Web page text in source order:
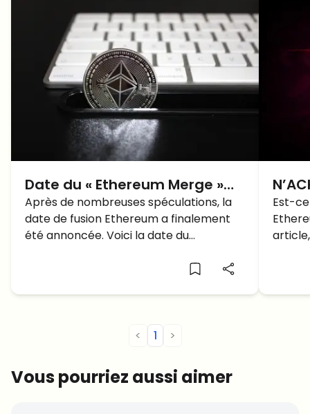
Date du « Ethereum Merge »
est OFFICIELLE – Voici Quand!
Après de nombreuses spéculations, la
date de fusion Ethereum a finalement
été annoncée. Voici la date du
Est-
< 1 >
Vous pourriez aussi aimer